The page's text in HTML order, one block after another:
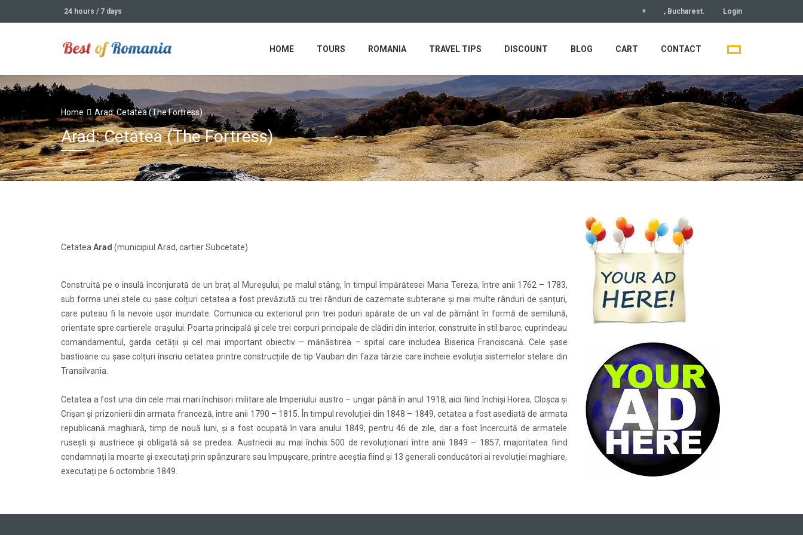
24 hours / 7 days + , Bucharest. Login
HOME TOURS ROMANIA TRAVEL TIPS DISCOUNT BLOG CART CONTACT
Home Arad: Cetatea (The Fortress)
Arad: Cetatea (The Fortress)
Cetatea Arad (municipiul Arad, cartier Subcetate)
Construită pe o insulă înconjurată de un braț al Mureșului, pe malul stâng, în timpul împărătesei Maria Tereza, între anii 1762 – 1783,
sub forma unei stele cu șase colțuri cetatea a fost prevăzută cu trei rânduri de cazemate subterane și mai multe rânduri de șanțuri,
care puteau fi la nevoie ușor inundate. Comunica cu exteriorul prin trei poduri apărate de un val de pământ în formă de semilună,
orientate spre cartierele orașului. Poarta principală și cele trei corpuri principale de clădiri din interior, construite în stil baroc, cuprindeau
comandamentul, garda cetății și cel mai important obiectiv – mănăstirea – spital care includea Biserica Franciscană. Cele șase
bastioane cu șase colțuri înscriu cetatea printre construcțiile de tip Vauban din faza târzie care încheie evoluția sistemelor stelare din
Transilvania.
Cetatea a fost una din cele mai mari închisori militare ale Imperiului austro – ungar până în anul 1918, aici fiind închiși Horea, Cloșca și
Crișan și prizonierii din armata franceză, între anii 1790 – 1815. În timpul revoluției din 1848 – 1849, cetatea a fost asediată de armata
republicană maghiară, timp de nouă luni, și a fost ocupată în vara anului 1849, pentru 46 de zile, dar a fost încercuită de armatele
rusești și austriece și obligată să se predea. Austriecii au mai închis 500 de revoluționari între anii 1849 – 1857, majoritatea fiind
condamnați la moarte și executați prin spânzurare sau împușcare, printre aceștia fiind și 13 generali conducători ai revoluției maghiare,
executați pe 6 octombrie 1849.